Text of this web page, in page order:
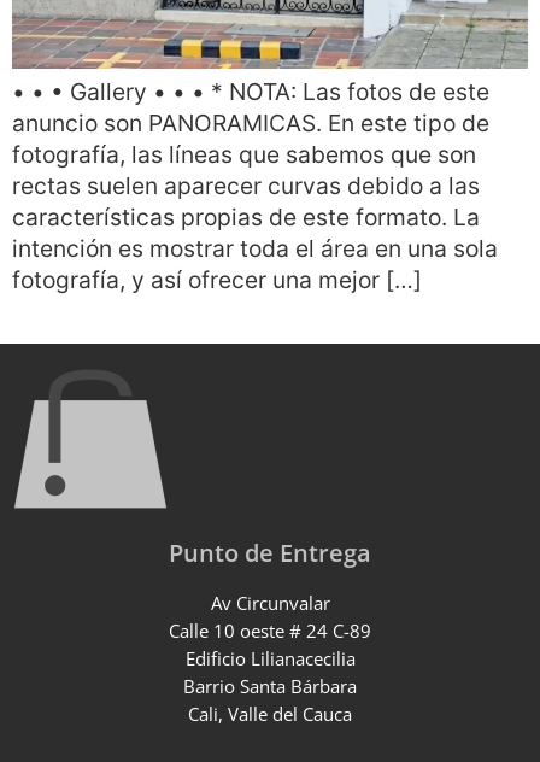
• • • Gallery • • • * NOTA: Las fotos de este
anuncio son PANORAMICAS. En este tipo de
fotografía, las líneas que sabemos que son
rectas suelen aparecer curvas debido a las
características propias de este formato. La
intención es mostrar toda el área en una sola
fotografía, y así ofrecer una mejor […]
Punto de Entrega
Av Circunvalar
Calle 10 oeste # 24 C-89
Edificio Lilianacecilia
Barrio Santa Bárbara
Cali, Valle del Cauca